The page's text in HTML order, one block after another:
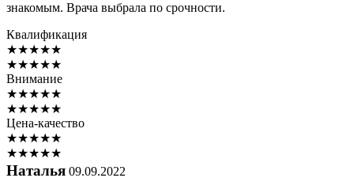
знакомым. Врача выбрала по срочности.
Квалификация
★★★★★
★★★★★
Внимание
★★★★★
★★★★★
Цена-качество
★★★★★
★★★★★
Наталья 09.09.2022